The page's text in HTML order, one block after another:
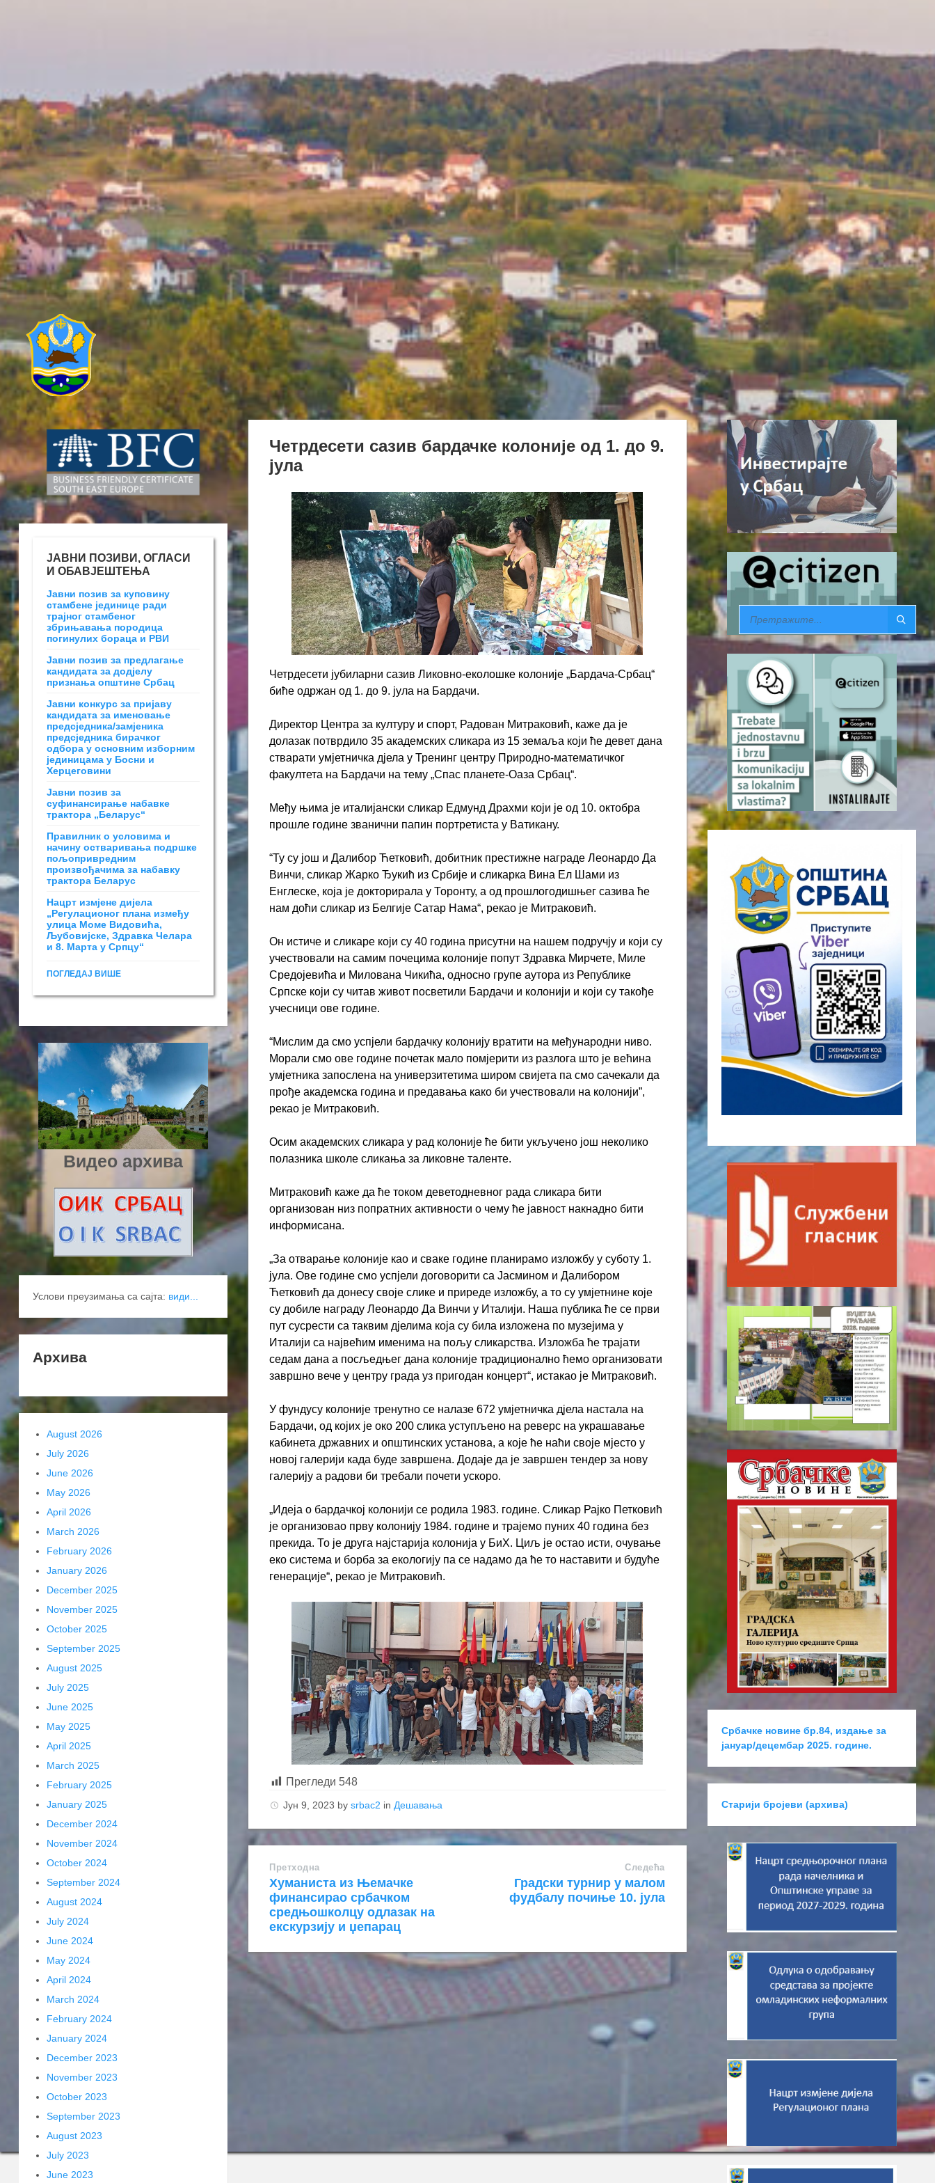
Четрдесети сазив бардачке колоније од 1. до 9.
јула
Четрдесети јубиларни сазив Ликовно-еколошке колоније „Бардача-Србац“
биће одржан од 1. до 9. јула на Бардачи.
Директор Центра за културу и спорт, Радован Митраковић, каже да је
долазак потврдило 35 академских сликара из 15 земаља који ће девет дана
стварати умјетничка дјела у Тренинг центру Природно-математичког
факултета на Бардачи на тему „Спас планете-Оаза Србац“.
Међу њима је италијански сликар Едмунд Драхми који је од 10. октобра
прошле године званични папин портретиста у Ватикану.
“Ту су још и Далибор Ћетковић, добитник престижне награде Леонардо Да
Винчи, сликар Жарко Ђукић из Србије и сликарка Вина Ел Шами из
Енглеске, која је докторирала у Торонту, а од прошлогодишњег сазива ће
нам доћи сликар из Белгије Сатар Нама“, рекао је Митраковић.
Он истиче и сликаре који су 40 година присутни на нашем подручју и који су
учествовали на самим почецима колоније попут Здравка Мирчете, Миле
Средојевића и Милована Чикића, односно групе аутора из Републике
Српске који су читав живот посветили Бардачи и колонији и који су такође
учесници ове године.
“Мислим да смо успјели бардачку колонију вратити на међународни ниво.
Морали смо ове године почетак мало помјерити из разлога што је већина
умјетника запослена на универзитетима широм свијета па смо сачекали да
прође академска година и предавања како би учествовали на колонији”,
рекао је Митраковић.
Осим академских сликара у рад колоније ће бити укључено још неколико
полазника школе сликања за ликовне таленте.
Митраковић каже да ће током деветодневног рада сликара бити
организован низ попратних активности о чему ће јавност накнадно бити
информисана.
„За отварање колоније као и сваке године планирамо изложбу у суботу 1.
јула. Ове године смо успјели договорити са Јасмином и Далибором
Ћетковић да донесу своје слике и приреде изложбу, а то су умјетнине које
су добиле награду Леонардо Да Винчи у Италији. Наша публика ће се први
пут сусрести са таквим дјелима која су била изложена по музејима у
Италији са највећим именима на пољу сликарства. Изложба ће трајати
седам дана а посљедњег дана колоније традиционално ћемо организовати
завршно вече у центру града уз пригодан концерт“, истакао је Митраковић.
У фундусу колоније тренутно се налазе 672 умјетничка дјела настала на
Бардачи, од којих је око 200 слика уступљено на реверс на украшавање
кабинета државних и општинских установа, а које ће наћи своје мјесто у
новој галерији када буде завршена. Додаје да је завршен тендер за нову
галерију а радови би требали почети ускоро.
„Идеја о бардачкој колонији се родила 1983. године. Сликар Рајко Петковић
је организовао прву колонију 1984. године и трајемо пуних 40 година без
прекида. То је друга најстарија колонија у БиХ. Циљ је остао исти, очување
еко система и борба за екологију па се надамо да ће то наставити и будуће
генерације“, рекао је Митраковић.
Прегледи 548
Јун 9, 2023 by srbac2 in Дешавања
Претходна
Хуманиста из Њемачке
финансирао србачком
средњошколцу одлазак на
екскурзију и џепарац
Следећa
Градски турнир у малом
фудбалу почиње 10. јула
ЈАВНИ ПОЗИВИ, ОГЛАСИ
И ОБАВЈЕШТЕЊА
Јавни позив за куповину
стамбене јединице ради
трајног стамбеног
збрињавања породица
погинулих бораца и РВИ
Јавни позив за предлагање
кандидата за додјелу
признања општине Србац
Јавни конкурс за пријаву
кандидата за именовање
предсједника/замјеника
предсједника бирачког
одбора у основним изборним
јединицама у Босни и
Херцеговини
Јавни позив за
суфинансирање набавке
трактора „Беларус“
Правилник о условима и
начину остваривања подршке
пољопривредним
произвођачима за набавку
трактора Беларус
Нацрт измјене дијела
„Регулационог плана између
улица Моме Видовића,
Љубовијске, Здравка Челара
и 8. Марта у Српцу“
ПОГЛЕДАЈ ВИШЕ
Видео архива
Услови преузимања са сајта: види...
Архива
August 2026
July 2026
June 2026
May 2026
April 2026
March 2026
February 2026
January 2026
December 2025
November 2025
October 2025
September 2025
August 2025
July 2025
June 2025
May 2025
April 2025
March 2025
February 2025
January 2025
December 2024
November 2024
October 2024
September 2024
August 2024
July 2024
June 2024
May 2024
April 2024
March 2024
February 2024
January 2024
December 2023
November 2023
October 2023
September 2023
August 2023
July 2023
June 2023
Србачке новине бр.84, издање за
јануар/децембар 2025. године.
Старији бројеви (архива)